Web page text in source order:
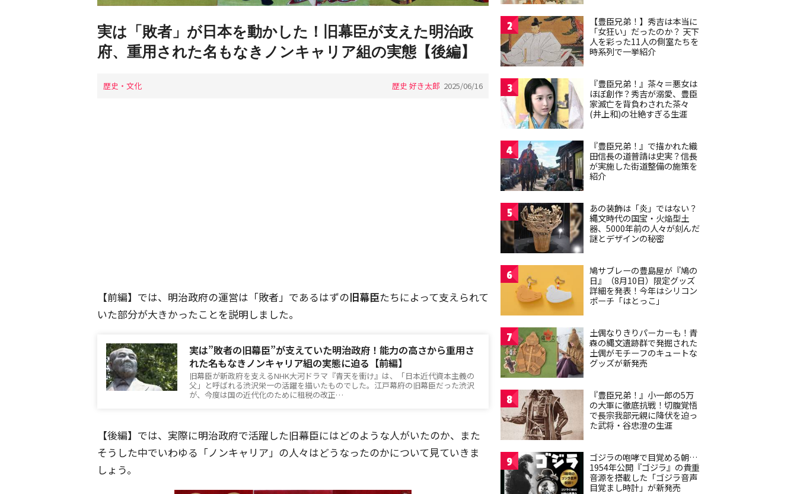
実は「敗者」が日本を動かした！旧幕臣が支えた明治政
府、重用された名もなきノンキャリア組の実態【後編】
歴史・文化 歴史 好き太郎 2025/06/16
【前編】では、明治政府の運営は「敗者」であるはずの旧幕臣たちによって支えられて
いた部分が大きかったことを説明しました。
実は”敗者の旧幕臣”が支えていた明治政府！能力の高さから重用さ
れた名もなきノンキャリア組の実態に迫る【前編】
旧幕臣が新政府を支えるNHK大河ドラマ『青天を衝け』は、「日本近代資本主義の
父」と呼ばれる渋沢栄一の活躍を描いたものでした。江戸幕府の旧幕臣だった渋沢
が、今度は国の近代化のために租税の改正…
【後編】では、実際に明治政府で活躍した旧幕臣にはどのような人がいたのか、また
そうした中でいわゆる「ノンキャリア」の人々はどうなったのかについて見ていきま
しょう。
2
【豊臣兄弟！】秀吉は本当に
「女狂い」だったのか？ 天下
人を彩った11人の側室たちを
時系列で一挙紹介
3
『豊臣兄弟！』茶々＝悪女は
ほぼ創作？秀吉が溺愛、豊臣
家滅亡を背負わされた茶々
(井上和)の壮絶すぎる生涯
4
『豊臣兄弟！』で描かれた織
田信長の道普請は史実？信長
が実施した街道整備の施策を
紹介
5
あの装飾は「炎」ではない？
縄文時代の国宝・火焔型土
器、5000年前の人々が刻んだ
謎とデザインの秘密
6
鳩サブレーの豊島屋が『鳩の
日』（8月10日）限定グッズ
詳細を発表！今年はシリコン
ポーチ「はとっこ」
7
土偶なりきりパーカーも！青
森の縄文遺跡群で発掘された
土偶がモチーフのキュートな
グッズが新発売
8
『豊臣兄弟！』小一郎の5万
の大軍に徹底抗戦！切腹覚悟
で長宗我部元親に降伏を迫っ
た武将・谷忠澄の生涯
9
ゴジラの咆哮で目覚める朝…
1954年公開『ゴジラ』の貴重
音源を搭載した「ゴジラ音声
目覚まし時計」が新発売